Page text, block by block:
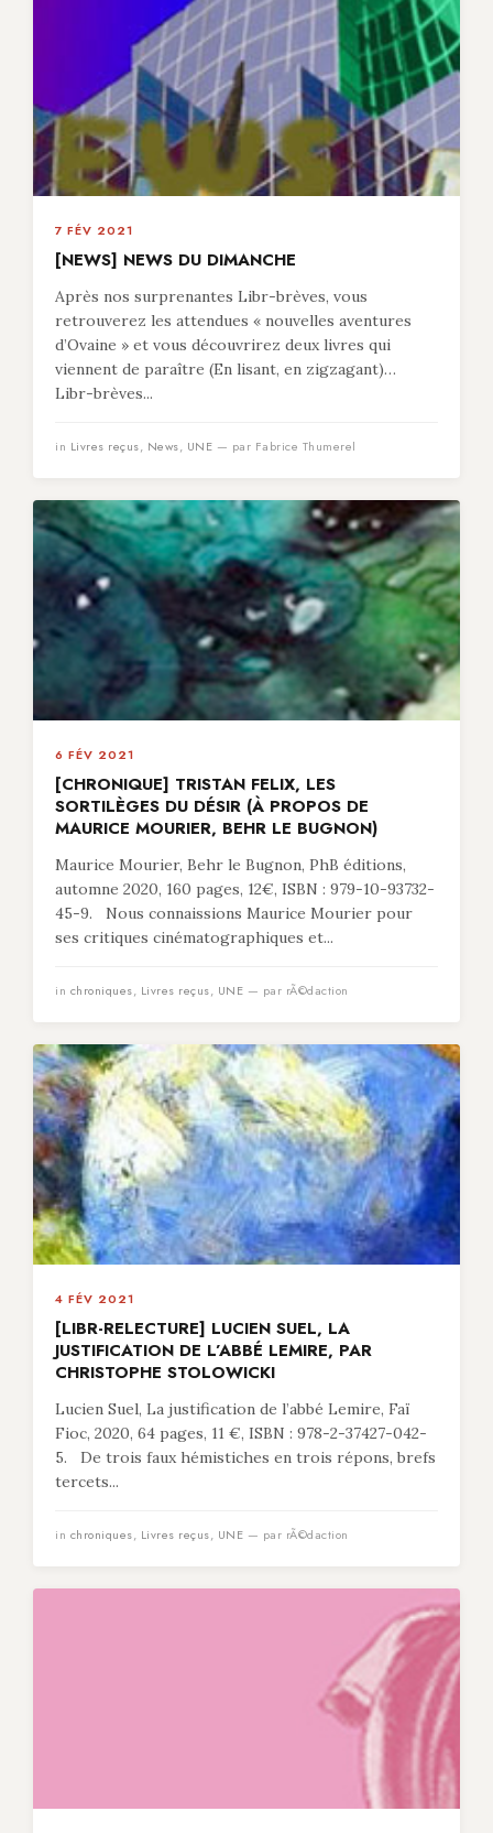
7 FÉV 2021
[NEWS] NEWS DU DIMANCHE
Après nos surprenantes Libr-brèves, vous
retrouverez les attendues « nouvelles aventures
d’Ovaine » et vous découvrirez deux livres qui
viennent de paraître (En lisant, en zigzagant)…
Libr-brèves...
in Livres reçus, News, UNE — par Fabrice Thumerel
6 FÉV 2021
[CHRONIQUE] TRISTAN FELIX, LES
SORTILÈGES DU DÉSIR (À PROPOS DE
MAURICE MOURIER, BEHR LE BUGNON)
Maurice Mourier, Behr le Bugnon, PhB éditions,
automne 2020, 160 pages, 12€, ISBN : 979-10-93732-
45-9. Nous connaissions Maurice Mourier pour
ses critiques cinématographiques et...
in chroniques, Livres reçus, UNE — par rÃ©daction
4 FÉV 2021
[LIBR-RELECTURE] LUCIEN SUEL, LA
JUSTIFICATION DE L’ABBÉ LEMIRE, PAR
CHRISTOPHE STOLOWICKI
Lucien Suel, La justification de l’abbé Lemire, Faï
Fioc, 2020, 64 pages, 11 €, ISBN : 978-2-37427-042-
5. De trois faux hémistiches en trois répons, brefs
tercets...
in chroniques, Livres reçus, UNE — par rÃ©daction